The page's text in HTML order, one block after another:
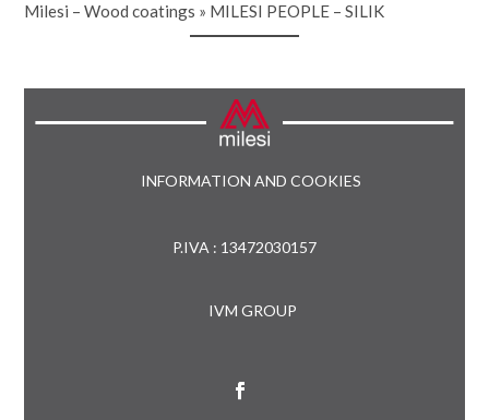
Milesi – Wood coatings » MILESI PEOPLE – SILIK
INFORMATION AND COOKIES
P.IVA : 13472030157
IVM GROUP